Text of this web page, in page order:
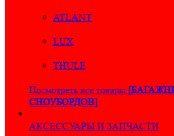
ATLANT
LUX
THULE
Посмотреть все товары
СНОУБОРДОВ]
АКСЕССУАРЫ И ЗАПЧАСТИ